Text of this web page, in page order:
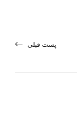
پست قبلی